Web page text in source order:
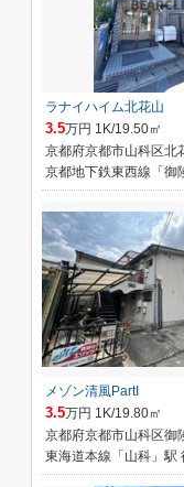
ラナイハイム北花山
3.5万円 1K/19.50㎡
京都府京都市山科区北
京都地下鉄東西線「御
メゾン清風PartI
3.5万円 1K/19.80㎡
京都府京都市山科区御
東海道本線「山科」駅